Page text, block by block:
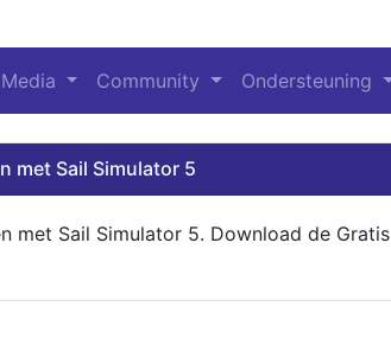
Media Community Ondersteuning
met Sail Simulator 5
met Sail Simulator 5. Download de Gratis